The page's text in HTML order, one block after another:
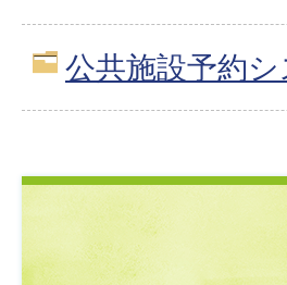
公共施設予約シ